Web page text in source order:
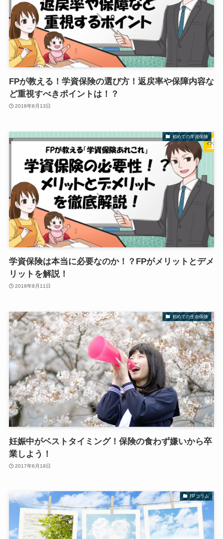
FPが教える！学資保険の選び方！返戻率や保障内容な
ど重視すべきポイントは！？
2018年8月13日
初めての学資保険
学資保険は本当に必要なのか！？FPがメリットとデメ
リットを解説！
2018年8月11日
初めての生命保険
妊娠中がベストタイミング！保険の食わず嫌いから卒
業しよう！
2017年6月19日
FPコラム